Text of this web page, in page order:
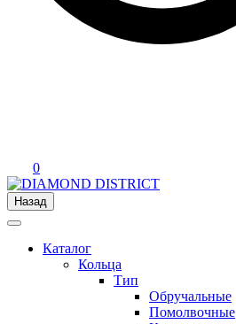
0
Назад
Каталог
Кольца
Тип
Обручальные
Помолвочные